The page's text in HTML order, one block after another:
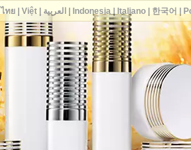
ไทย| Việt| العربية Indonesia| Italiano| 한국어